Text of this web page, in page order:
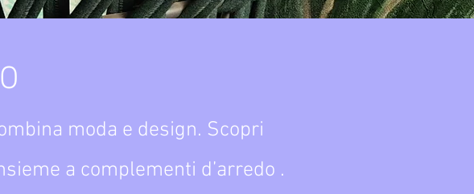
moda e design. Scopri
a complementi d’arredo .